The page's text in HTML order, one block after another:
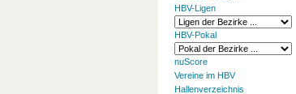
HBV-Ligen
HBV-Pokal
nuScore
Vereine im HBV
Hallenverzeichnis